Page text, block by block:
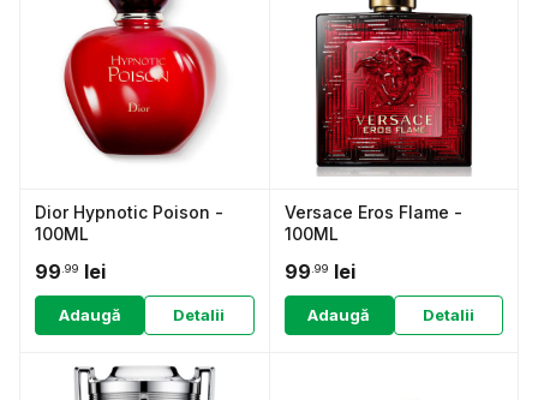
Dior Hypnotic Poison -
100ML
99 .99 lei
Adaugă Detalii
Versace Eros Flame -
100ML
99 .99 lei
Adaugă Detalii